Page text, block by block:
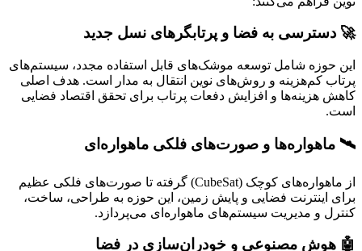
🚀 دسترسی به فضا و پرتابگرهای نسل جدید
این حوزه شامل توسعه موشک‌های قابل استفاده مجدد، سیستم‌های
پرتاب کم‌هزینه و روش‌های نوین انتقال به مدار است. هدف اصلی
کاهش هزینه‌ها و افزایش دفعات پرتاب برای تحقق اقتصاد فضایی
است.
🛰️ ماهواره‌ها و صورت‌های فلکی ماهواره‌ای
از ماهواره‌های کوچک (CubeSat) گرفته تا صورت‌های فلکی عظیم
برای اینترنت فضایی و پایش زمین، این حوزه به طراحی، ساخت،
کنترل و مدیریت سیستم‌های ماهواره‌ای می‌پردازد.
🤖 هوش مصنوعی و خودران‌سازی در فضا